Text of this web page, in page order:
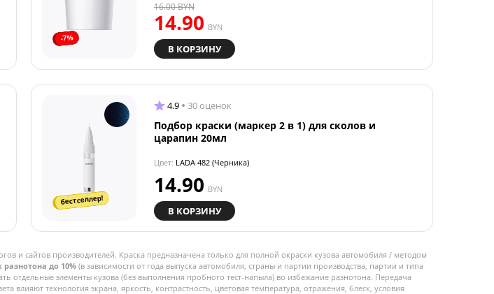
-7%
14.90 BYN
16.00BYN
В КОРЗИНУ
бестселлер!
4.9 30 оценок
Подбор краски (маркер 2 в 1) для сколов и
царапин 20мл
Цвет: LADA 482 (Черника)
14.90 BYN
В КОРЗИНУ
и сайтов производителей. Краска предназначена только для полной окраски кузова автомобиля / методом
разнотона до 10%(в зависимости от года выпуска автомобиля, страны и партии производства, партии и типа
отдельные элементы кузова (без выполнения пробного тест-напыла) во избежание разнотона. Передача
влияют технология экрана, яркость, контрастность, цветовая температура, отражения, блеск, условия